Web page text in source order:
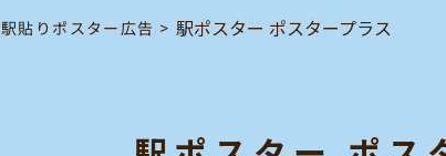
駅貼りポスター広告 駅ポスター ポスタープラス